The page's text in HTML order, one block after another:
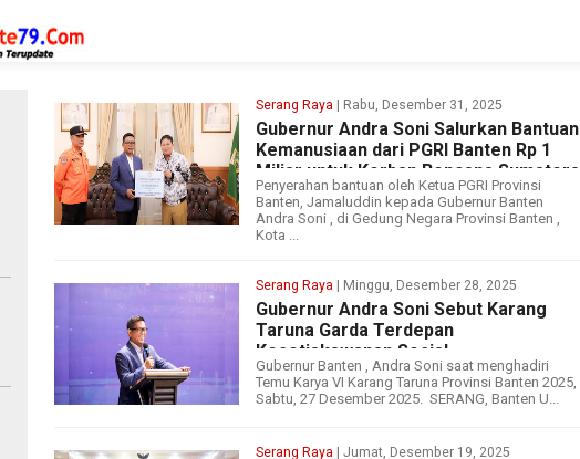
Serang Raya | Rabu, Desember 31, 2025
Gubernur Andra Soni Salurkan Bantuan
Kemanusiaan dari PGRI Banten Rp 1
Miliar untuk Korban Bencana Sumatera
Penyerahan bantuan oleh Ketua PGRI Provinsi
Banten, Jamaluddin kepada Gubernur Banten
Andra Soni , di Gedung Negara Provinsi Banten ,
Kota ...
Serang Raya | Minggu, Desember 28, 2025
Gubernur Andra Soni Sebut Karang
Taruna Garda Terdepan
Kesetiakawanan Sosial
Gubernur Banten , Andra Soni saat menghadiri
Temu Karya VI Karang Taruna Provinsi Banten 2025,
Sabtu, 27 Desember 2025. SERANG, Banten U...
Serang Raya | Jumat, Desember 19, 2025